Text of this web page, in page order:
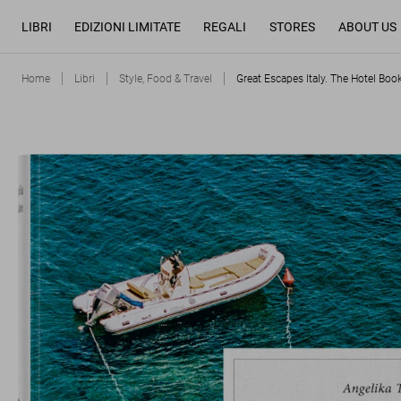
LIBRI EDIZIONI LIMITATE REGALI STORES ABOUT US
Home Libri Style, Food & Travel Great Escapes Italy. The Hotel